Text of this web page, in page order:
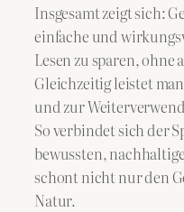
Insgesamt zeigt sich:
einfache und
Lesen zu sparen,
Gleichzeitig leistet
und zur
So verbindet sich der
bewussten,
schont nicht nur den
Natur.